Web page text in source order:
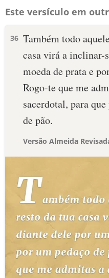
Este versículo em
36 Também todo
casa virá a inclinar-
moeda de prata e
Rogo-te que me
sacerdotal, para
de pão.
Versão Almeida